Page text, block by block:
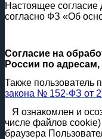
Настоящее согласие
согласно ФЗ «Об
Согласие на
России по
Также пользователь
закона № 152-ФЗ от
Я ознакомлен и
числе файлов cookie)
браузера